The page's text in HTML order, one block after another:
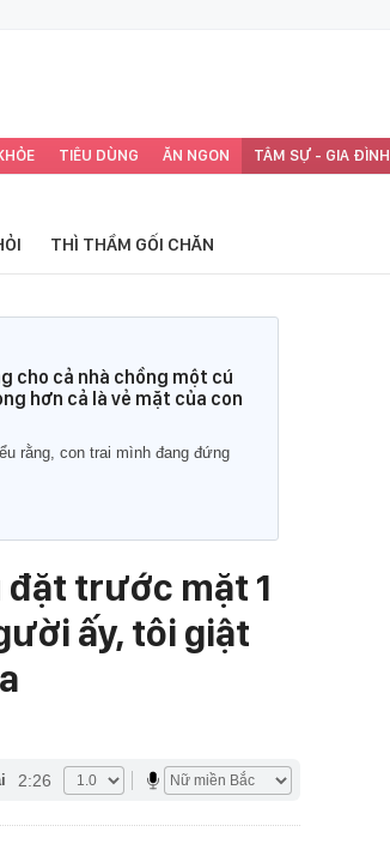
TIÊU DÙNG ĂN NGON TÂM SỰ - GIA ĐÌNH
THÌ THẦM GỐI CHĂN
cho cả nhà chồng một cú
hơn cả là vẻ mặt của con
rằng, con trai mình đang đứng
trước mặt 1
ấy, tôi giật
2:26